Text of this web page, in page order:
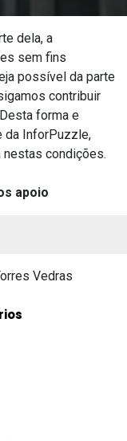
dela, a
sem fins
possível da parte
contribuir
forma e
da InforPuzzle,
condições.
apoio